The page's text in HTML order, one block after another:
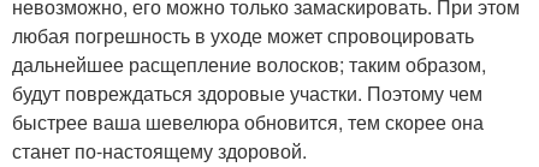
невозможно, его можно только замаскировать. При этом
любая погрешность в уходе может спровоцировать
дальнейшее расщепление волосков; таким образом,
будут повреждаться здоровые участки. Поэтому чем
быстрее ваша шевелюра обновится, тем скорее она
станет по-настоящему здоровой.